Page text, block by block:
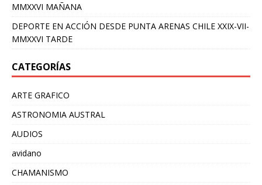
MMXXVI MAÑANA
DEPORTE EN ACCIÓN DESDE PUNTA ARENAS CHILE XXIX-VII-
MMXXVI TARDE
CATEGORÍAS
ARTE GRAFICO
ASTRONOMIA AUSTRAL
AUDIOS
avidano
CHAMANISMO